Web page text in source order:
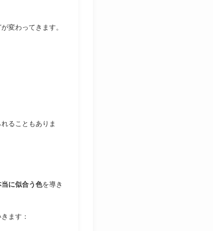
変わってきます。
ることもありま
に似合う色を導き
ます：